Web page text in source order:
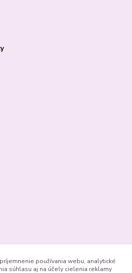
používania webu, analytické
súhlasu aj na účely cielenia reklamy